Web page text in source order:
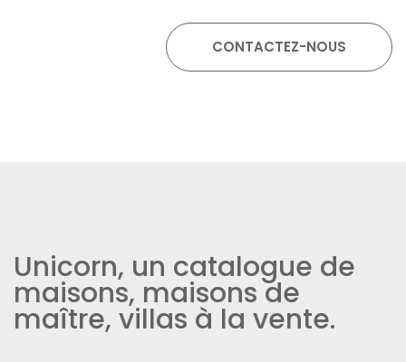
Unicorn, un catalogue de
maisons, maisons de
maître, villas à la vente.